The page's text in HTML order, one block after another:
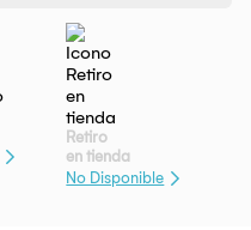
Retiro
en tienda
No Disponible